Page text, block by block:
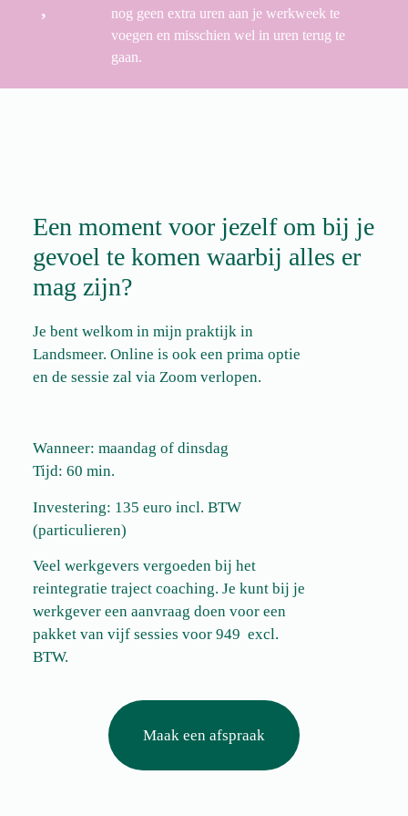
nog geen extra uren aan je werkweek te
voegen en misschien wel in uren terug te
gaan.
Een moment voor jezelf om bij je
gevoel te komen waarbij alles er
mag zijn?
Je bent welkom in mijn praktijk in
Landsmeer. Online is ook een prima optie
en de sessie zal via Zoom verlopen.
Wanneer: maandag of dinsdag
Tijd: 60 min.
Investering: 135 euro incl. BTW
(particulieren)
Veel werkgevers vergoeden bij het
reintegratie traject coaching. Je kunt bij je
werkgever een aanvraag doen voor een
pakket van vijf sessies voor 949 excl.
BTW.
Maak een afspraak